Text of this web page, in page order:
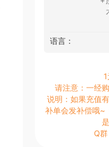
语言：
请注意：一经
说明：如果充值
补单会发补偿哦~
Q